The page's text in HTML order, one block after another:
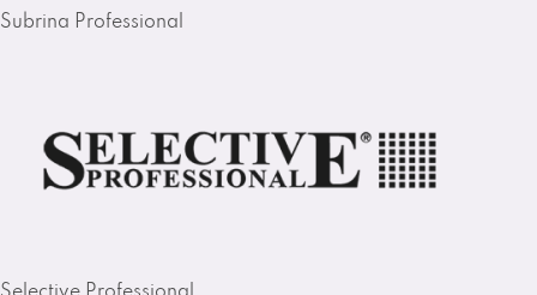
Subrina Professional
Selective Professional